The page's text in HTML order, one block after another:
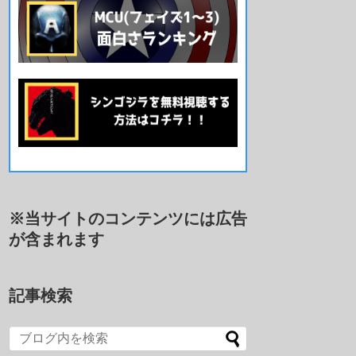
※当サイトのコンテンツには広告
が含まれます
記事検索